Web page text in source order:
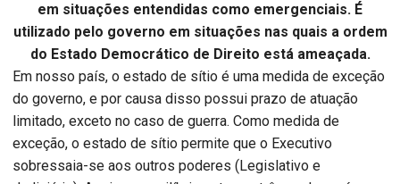
em situações entendidas como emergenciais. É
utilizado pelo governo em situações nas quais a ordem
do Estado Democrático de Direito está ameaçada.
Em nosso país, o estado de sítio é uma medida de exceção
do governo, e por causa disso possui prazo de atuação
limitado, exceto no caso de guerra. Como medida de
exceção, o estado de sítio permite que o Executivo
sobressaia-se aos outros poderes (Legislativo e